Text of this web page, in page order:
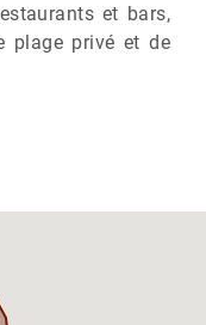
et bars,
plage privé et de